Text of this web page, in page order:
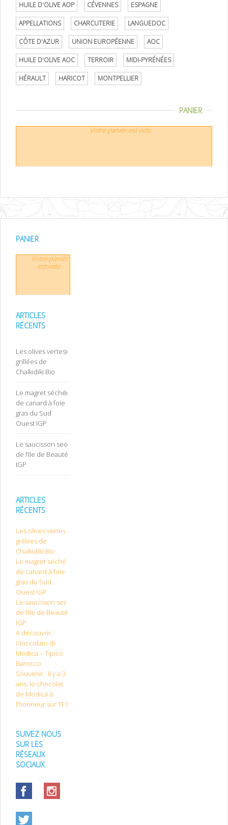
HUILE D'OLIVE AOP CÉVENNES ESPAGNE
APPELLATIONS CHARCUTERIE LANGUEDOC
CÔTE D'AZUR UNION EUROPÉENNE AOC
HUILE D'OLIVE AOC TERROIR MIDI-PYRÉNÉES
HÉRAULT HARICOT MONTPELLIER
PANIER
Votre panier est vide.
PANIER
Votre panier
est vide.
ARTICLES
RÉCENTS
Les olives vertes
grillées de
Chalkidiki Bio
Le magret séché
de canard à foie
gras du Sud
Ouest IGP
Le saucisson sec
de l’Ile de Beauté
IGP
ARTICLES
RÉCENTS
Les olives vertes
grillées de
Chalkidiki Bio
Le magret séché
de canard à foie
gras du Sud
Ouest IGP
Le saucisson sec
de l’Ile de Beauté
IGP
A découvrir :
Cioccolato di
Modica – Tipico
Barocco
Souvenir : il y a 3
ans, le chocolat
de Modica à
l’honneur sur TF1
SUIVEZ NOUS
SUR LES
RÉSEAUX
SOCIAUX